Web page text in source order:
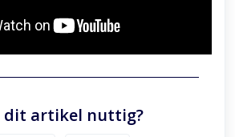
dit artikel nuttig?